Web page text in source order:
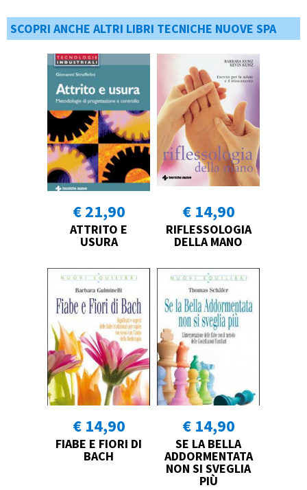
SCOPRI ANCHE ALTRI LIBRI TECNICHE NUOVE SPA
€ 21,90
ATTRITO E
USURA
€ 14,90
RIFLESSOLOGIA
DELLA MANO
€ 14,90
FIABE E FIORI DI
BACH
€ 14,90
SE LA BELLA
ADDORMENTATA
NON SI SVEGLIA
PIÙ